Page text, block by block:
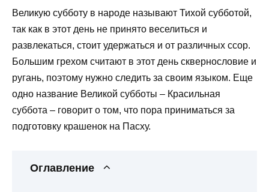
Великую субботу в народе называют Тихой субботой,
так как в этот день не принято веселиться и
развлекаться, стоит удержаться и от различных ссор.
Большим грехом считают в этот день сквернословие и
ругань, поэтому нужно следить за своим языком. Еще
одно название Великой субботы – Красильная
суббота – говорит о том, что пора приниматься за
подготовку крашенок на Пасху.
Оглавление